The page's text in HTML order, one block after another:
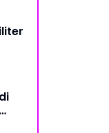
Hari
80,